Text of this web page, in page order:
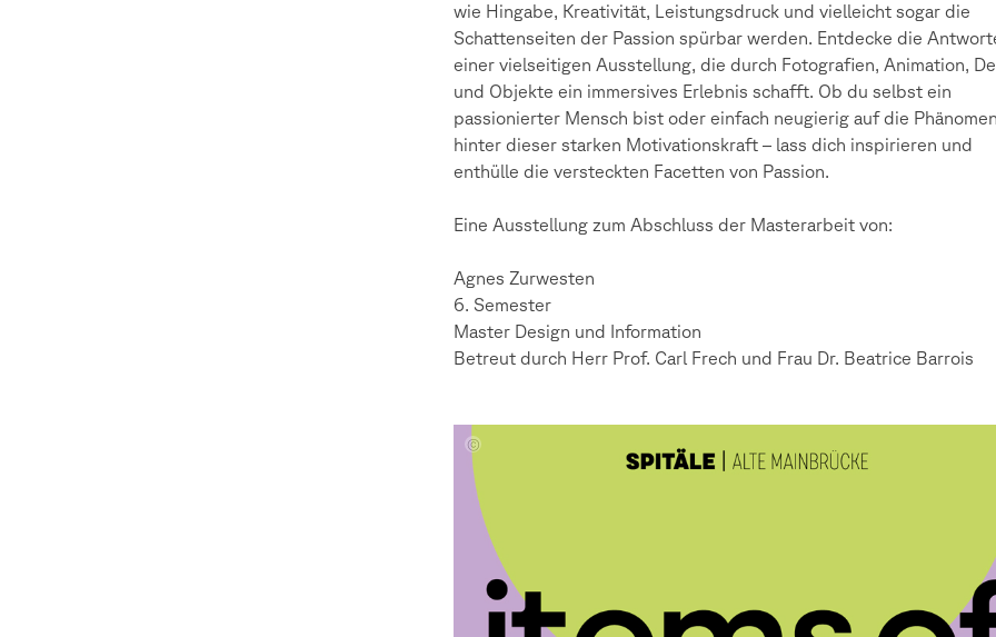
wie Hingabe, Kreativität, Leistungsdruck und vielleicht sogar die
Schattenseiten der Passion spürbar werden. Entdecke die
einer vielseitigen Ausstellung, die durch Fotografien, Animation,
und Objekte ein immersives Erlebnis schafft. Ob du selbst ein
passionierter Mensch bist oder einfach neugierig auf die
hinter dieser starken Motivationskraft – lass dich inspirieren und
enthülle die versteckten Facetten von Passion.
Eine Ausstellung zum Abschluss der Masterarbeit von:
Agnes Zurwesten
6. Semester
Master Design und Information
Betreut durch Herr Prof. Carl Frech und Frau Dr. Beatrice Barrois
Agnes
Zurwesten